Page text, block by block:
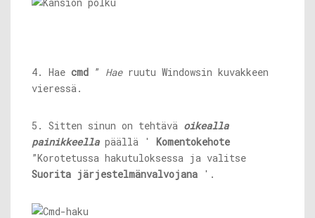
4. Hae cmd ” Haeruutu Windowsin kuvakkeen
vieressä.
5. Sitten sinun on tehtävä oikealla
painikkeella päällä ' Komentokehote
”Korotetussa hakutuloksessa ja valitse
Suorita järjestelmänvalvojana '.